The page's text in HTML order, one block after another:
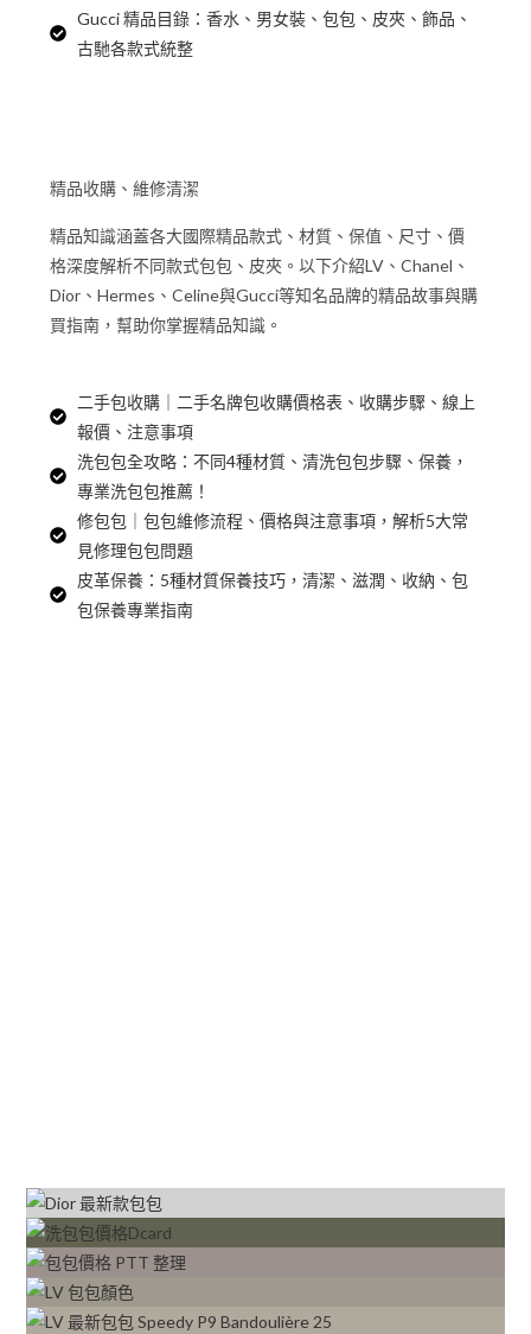
Gucci 精品目錄：香水、男女裝、包包、皮夾、飾品、
古馳各款式統整
精品收購、維修清潔
精品知識涵蓋各大國際精品款式、材質、保值、尺寸、價
格深度解析不同款式包包、皮夾。以下介紹LV、Chanel、
Dior、Hermes、Celine與Gucci等知名品牌的精品故事與購
買指南，幫助你掌握精品知識。
二手包收購｜二手名牌包收購價格表、收購步驟、線上
報價、注意事項
洗包包全攻略：不同4種材質、清洗包包步驟、保養，
專業洗包包推薦！
修包包｜包包維修流程、價格與注意事項，解析5大常
見修理包包問題
皮革保養：5種材質保養技巧，清潔、滋潤、收納、包
包保養專業指南